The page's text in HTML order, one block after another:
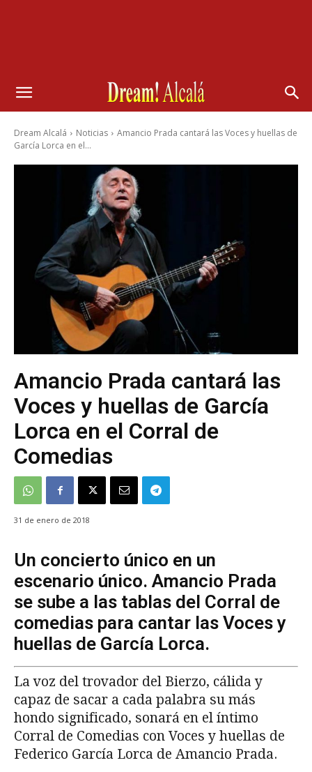
Dream Alcalá Noticias
Amancio Prada cantará las Voces y huellas de
García Lorca en el...
Amancio Prada cantará las
Voces y huellas de García
Lorca en el Corral de
Comedias
31 de enero de 2018
Un concierto único en un
escenario único. Amancio Prada
se sube a las tablas del Corral de
comedias para cantar las Voces y
huellas de García Lorca.
La voz del trovador del Bierzo, cálida y
capaz de sacar a cada palabra su más
hondo significado, sonará en el íntimo
Corral de Comedias con Voces y huellas de
Federico García Lorca de Amancio Prada.